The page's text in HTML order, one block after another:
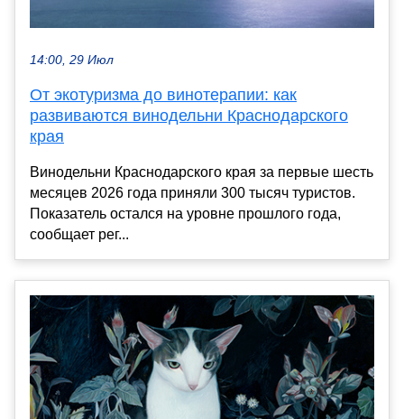
14:00, 29 Июл
От экотуризма до винотерапии: как
развиваются винодельни Краснодарского
края
Винодельни Краснодарского края за первые шесть
месяцев 2026 года приняли 300 тысяч туристов.
Показатель остался на уровне прошлого года,
сообщает рег...